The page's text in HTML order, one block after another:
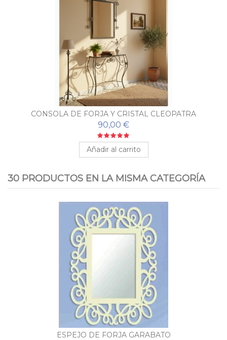
CONSOLA DE FORJA Y CRISTAL CLEOPATRA
90,00 €
Añadir al carrito
30 PRODUCTOS EN LA MISMA CATEGORÍA
ESPEJO DE FORJA GARABATO